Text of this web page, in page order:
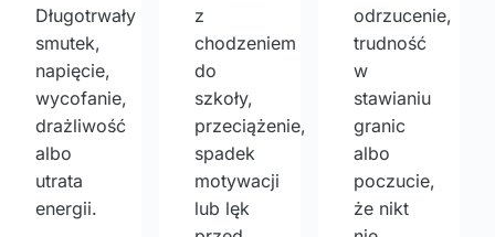
Długotrwały
smutek,
napięcie,
wycofanie,
drażliwość
albo
utrata
energii.
z
chodzeniem
do
szkoły,
przeciążenie,
spadek
motywacji
lub lęk
odrzucenie,
trudność
w
stawianiu
granic
albo
poczucie,
że nikt